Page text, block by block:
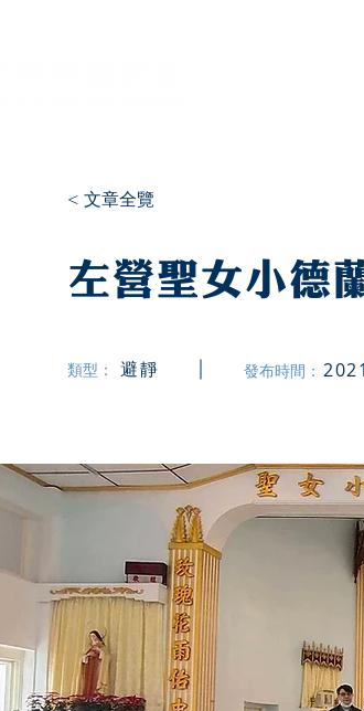
< 文章全覽
左營聖女小德
類型： 避靜 發布時間：